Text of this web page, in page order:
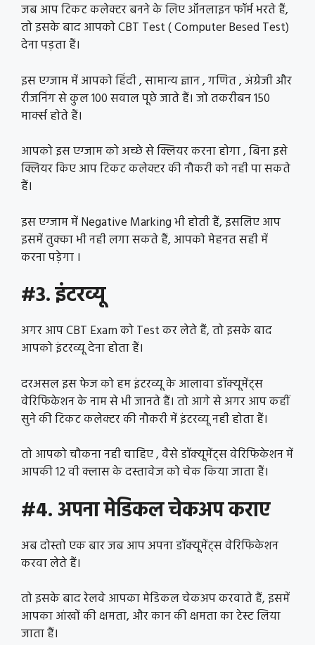
जब आप टिकट कलेक्टर बनने के लिए ऑनलाइन फॉर्म भरते हैं,
तो इसके बाद आपको CBT Test ( Computer Besed Test)
देना पड़ता हैं।
इस एग्जाम में आपको हिंदी , सामान्य ज्ञान , गणित , अंग्रेजी और
रीजनिंग से कुल 100 सवाल पूछे जाते हैं। जो तकरीबन 150
मार्क्स होते हैं।
आपको इस एग्जाम को अच्छे से क्लियर करना होगा , बिना इसे
क्लियर किए आप टिकट कलेक्टर की नौकरी को नही पा सकते
हैं।
इस एग्जाम में Negative Marking भी होती हैं, इसलिए आप
इसमें तुक्का भी नही लगा सकते हैं, आपको मेहनत सही में
करना पड़ेगा ।
#3. इंटरव्यू
अगर आप CBT Exam को Test कर लेते हैं, तो इसके बाद
आपको इंटरव्यू देना होता हैं।
दरअसल इस फेज को हम इंटरव्यू के आलावा डॉक्यूमेंट्स
वेरिफिकेशन के नाम से भी जानते हैं। तो आगे से अगर आप कहीं
सुने की टिकट कलेक्टर की नौकरी में इंटरव्यू नही होता हैं।
तो आपको चौकना नही चाहिए , वैसे डॉक्यूमेंट्स वेरिफिकेशन में
आपकी 12 वी क्लास के दस्तावेज को चेक किया जाता हैं।
#4. अपना मेडिकल चेकअप कराए
अब दोस्तो एक बार जब आप अपना डॉक्यूमेंट्स वेरिफिकेशन
करवा लेते हैं।
तो इसके बाद रेलवे आपका मेडिकल चेकअप करवाते हैं, इसमें
आपका आंखों की क्षमता, और कान की क्षमता का टेस्ट लिया
जाता हैं।